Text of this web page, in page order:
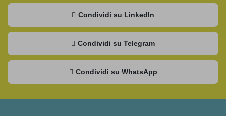
Condividi su LinkedIn
Condividi su Telegram
Condividi su WhatsApp